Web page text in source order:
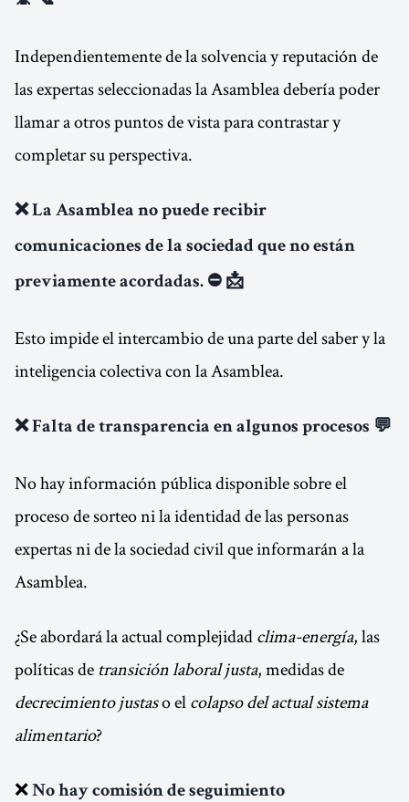
Independientemente de la solvencia y reputación de
las expertas seleccionadas la Asamblea debería poder
llamar a otros puntos de vista para contrastar y
completar su perspectiva.
❌ La Asamblea no puede recibir
comunicaciones de la sociedad que no están
previamente acordadas. ⛔ 📩
Esto impide el intercambio de una parte del saber y la
inteligencia colectiva con la Asamblea.
❌ Falta de transparencia en algunos procesos 💬
No hay información pública disponible sobre el
proceso de sorteo ni la identidad de las personas
expertas ni de la sociedad civil que informarán a la
Asamblea.
¿Se abordará la actual complejidadclima-energía, las
políticas de transición laboral justa, medidas de
decrecimiento justaso elcolapso del actual sistema
alimentario?
❌ No hay comisión de seguimiento